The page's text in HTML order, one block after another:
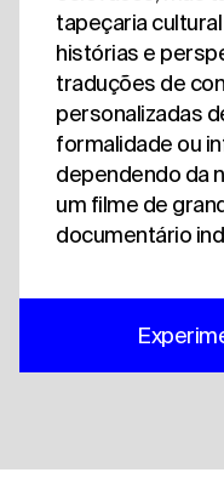
tapeçaria
histórias e
traduções de
personalizadas
formalidade ou
dependendo da
um filme de
documentário